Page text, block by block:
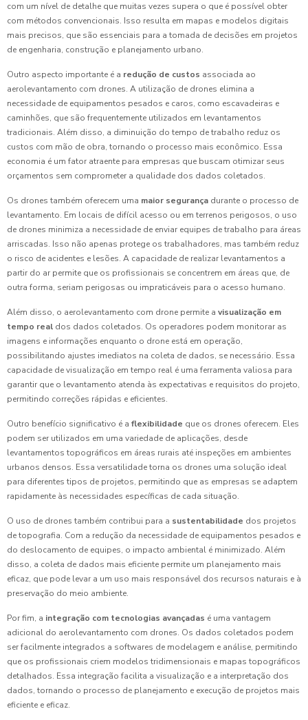
com um nível de detalhe que muitas vezes supera o que é possível obter
com métodos convencionais. Isso resulta em mapas e modelos digitais
mais precisos, que são essenciais para a tomada de decisões em projetos
de engenharia, construção e planejamento urbano.
Outro aspecto importante é a redução de custos associada ao
aerolevantamento com drones. A utilização de drones elimina a
necessidade de equipamentos pesados e caros, como escavadeiras e
caminhões, que são frequentemente utilizados em levantamentos
tradicionais. Além disso, a diminuição do tempo de trabalho reduz os
custos com mão de obra, tornando o processo mais econômico. Essa
economia é um fator atraente para empresas que buscam otimizar seus
orçamentos sem comprometer a qualidade dos dados coletados.
Os drones também oferecem uma maior segurança durante o processo de
levantamento. Em locais de difícil acesso ou em terrenos perigosos, o uso
de drones minimiza a necessidade de enviar equipes de trabalho para áreas
arriscadas. Isso não apenas protege os trabalhadores, mas também reduz
o risco de acidentes e lesões. A capacidade de realizar levantamentos a
partir do ar permite que os profissionais se concentrem em áreas que, de
outra forma, seriam perigosas ou impraticáveis para o acesso humano.
Além disso, o aerolevantamento com drone permite a visualização em
tempo real dos dados coletados. Os operadores podem monitorar as
imagens e informações enquanto o drone está em operação,
possibilitando ajustes imediatos na coleta de dados, se necessário. Essa
capacidade de visualização em tempo real é uma ferramenta valiosa para
garantir que o levantamento atenda às expectativas e requisitos do projeto,
permitindo correções rápidas e eficientes.
Outro benefício significativo é a flexibilidade que os drones oferecem. Eles
podem ser utilizados em uma variedade de aplicações, desde
levantamentos topográficos em áreas rurais até inspeções em ambientes
urbanos densos. Essa versatilidade torna os drones uma solução ideal
para diferentes tipos de projetos, permitindo que as empresas se adaptem
rapidamente às necessidades específicas de cada situação.
O uso de drones também contribui para a sustentabilidade dos projetos
de topografia. Com a redução da necessidade de equipamentos pesados e
do deslocamento de equipes, o impacto ambiental é minimizado. Além
disso, a coleta de dados mais eficiente permite um planejamento mais
eficaz, que pode levar a um uso mais responsável dos recursos naturais e à
preservação do meio ambiente.
Por fim, a integração com tecnologias avançadas é uma vantagem
adicional do aerolevantamento com drones. Os dados coletados podem
ser facilmente integrados a softwares de modelagem e análise, permitindo
que os profissionais criem modelos tridimensionais e mapas topográficos
detalhados. Essa integração facilita a visualização e a interpretação dos
dados, tornando o processo de planejamento e execução de projetos mais
eficiente e eficaz.